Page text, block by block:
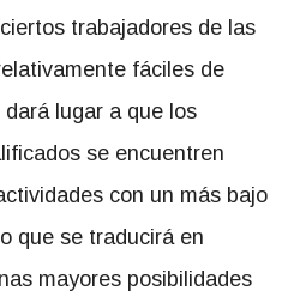
trabajadores de las
fáciles de
lugar a que los
se encuentren
con un más bajo
que se traducirá en
mayores posibilidades